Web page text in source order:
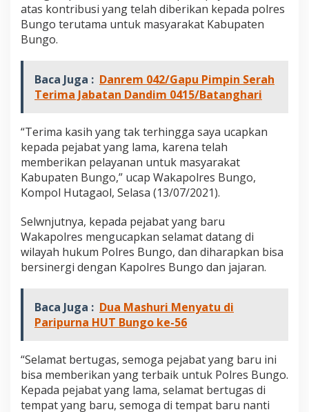
a
g
s
a
e
s
k
i
m
o
l
r
e
s
n
g
atas kontribusi yang telah diberikan kepada polres
Bungo terutama untuk masyarakat Kabupaten
Bungo.
Baca Juga : Danrem 042/Gapu Pimpin Serah
Terima Jabatan Dandim 0415/Batanghari
“Terima kasih yang tak terhingga saya ucapkan
kepada pejabat yang lama, karena telah
memberikan pelayanan untuk masyarakat
Kabupaten Bungo,” ucap Wakapolres Bungo,
Kompol Hutagaol, Selasa (13/07/2021).
Selwnjutnya, kepada pejabat yang baru
Wakapolres mengucapkan selamat datang di
wilayah hukum Polres Bungo, dan diharapkan bisa
bersinergi dengan Kapolres Bungo dan jajaran.
Baca Juga : Dua Mashuri Menyatu di
Paripurna HUT Bungo ke-56
“Selamat bertugas, semoga pejabat yang baru ini
bisa memberikan yang terbaik untuk Polres Bungo.
Kepada pejabat yang lama, selamat bertugas di
tempat yang baru, semoga di tempat baru nanti